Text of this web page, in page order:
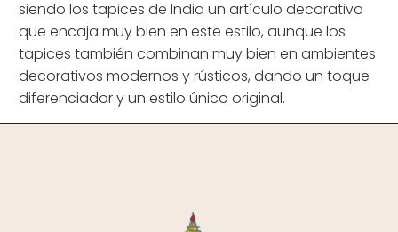
siendo los tapices de India un artículo decorativo
que encaja muy bien en este estilo, aunque los
tapices también combinan muy bien en ambientes
decorativos modernos y rústicos, dando un toque
diferenciador y un estilo único original.